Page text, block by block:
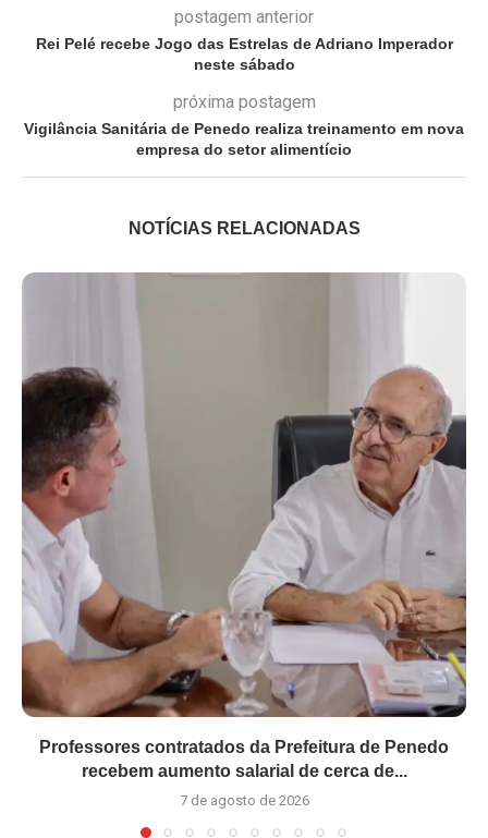
postagem anterior
Rei Pelé recebe Jogo das Estrelas de Adriano Imperador
neste sábado
próxima postagem
Vigilância Sanitária de Penedo realiza treinamento em nova
empresa do setor alimentício
NOTÍCIAS RELACIONADAS
Professores contratados da Prefeitura de Penedo
recebem aumento salarial de cerca de...
7 de agosto de 2026